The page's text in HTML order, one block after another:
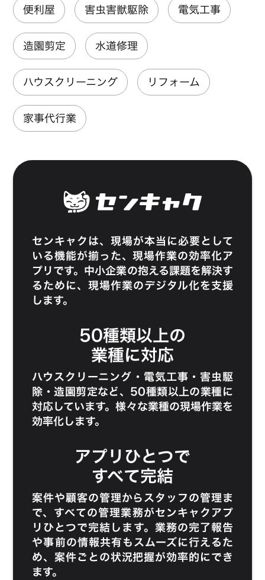
便利屋 害虫害獣駆除 電気工事
造園剪定 水道修理
ハウスクリーニング リフォーム
家事代行業
センキャクは、現場が本当に必要として
いる機能が揃った、現場作業の効率化ア
プリです。中小企業の抱える課題を解決す
るために、現場作業のデジタル化を支援
します。
50種類以上の
業種に対応
ハウスクリーニング ・ 電気工事 ・ 害虫駆
除 ・造園剪定など、50種類以上の業種に
対応しています。様々な業種の現場作業を
効率化します。
アプリひとつで
すべて完結
案件や顧客の管理からスタッフの管理ま
で、すべての管理業務がセンキャクアプ
リひとつで完結します。業務の完了報告
や事前の情報共有もスムーズに行えるた
め、案件ごとの状況把握が効率的にでき
ます。